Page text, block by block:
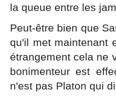
la queue entre les
Peut-être bien que
qu'il met maintenant
étrangement cela ne
bonimenteur est
n'est pas Platon qui